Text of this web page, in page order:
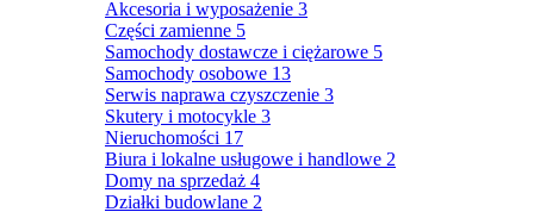
Akcesoria i wyposażenie 3
Części zamienne 5
Samochody dostawcze i ciężarowe 5
Samochody osobowe 13
Serwis naprawa czyszczenie 3
Skutery i motocykle 3
Nieruchomości 17
Biura i lokalne usługowe i handlowe 2
Domy na sprzedaż 4
Działki budowlane 2